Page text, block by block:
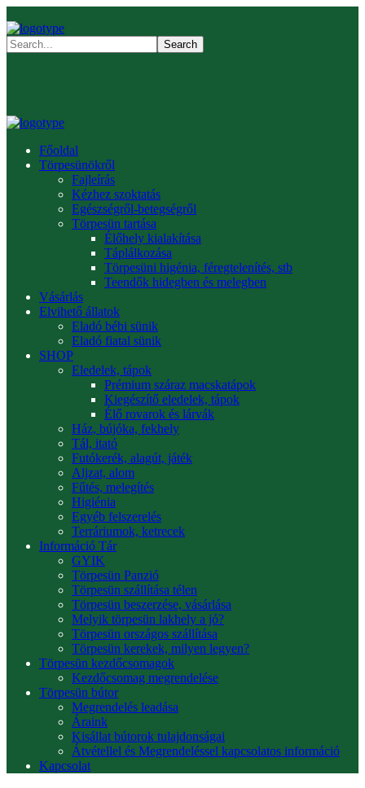
Főoldal
Törpesünökről
Fajleírás
Kézhez szoktatás
Egészségről-betegségről
Törpesün tartása
Élőhely kialakítása
Táplálkozása
Törpesüni higénia, féregtelenítés, stb
Teendők hidegben és melegben
Vásárlás
Elvihető állatok
Eladó bébi sünik
Eladó fiatal sünik
SHOP
Eledelek, tápok
Prémium száraz macskatápok
Kiegészítő eledelek, tápok
Élő rovarok és lárvák
Ház, bújóka, fekhely
Tál, itató
Futókerék, alagút, játék
Aljzat, alom
Fűtés, melegítés
Higiénia
Egyéb felszerelés
Terráriumok, ketrecek
Információ Tár
GYIK
Törpesün Panzió
Törpesün szállítása télen
Törpesün beszerzése, vásárlása
Melyik törpesün lakhely a jó?
Törpesün országos szállítása
Törpesün kerekek, milyen legyen?
Törpesün kezdőcsomagok
Kezdőcsomag megrendelése
Törpesün bútor
Megrendelés leadása
Áraink
Kisállat bútorok tulajdonságai
Átvétellel és Megrendeléssel kapcsolatos információ
Kapcsolat